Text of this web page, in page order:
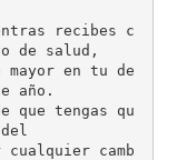
recibes c
de salud,
mayor en tu de
año.
que tengas qu
camb